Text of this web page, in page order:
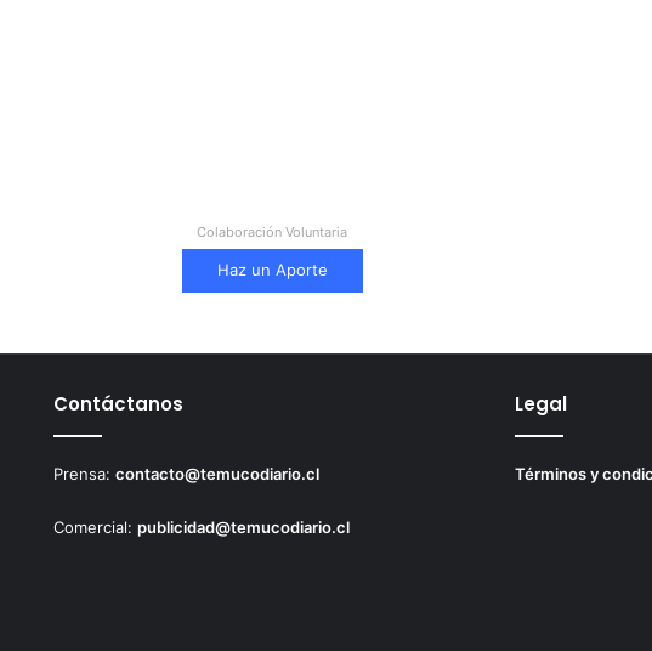
Colaboración Voluntaria
Haz un Aporte
Contáctanos
Prensa:contacto@temucodiario.cl
Comercial:publicidad@temucodiario.cl
Legal
Términos y